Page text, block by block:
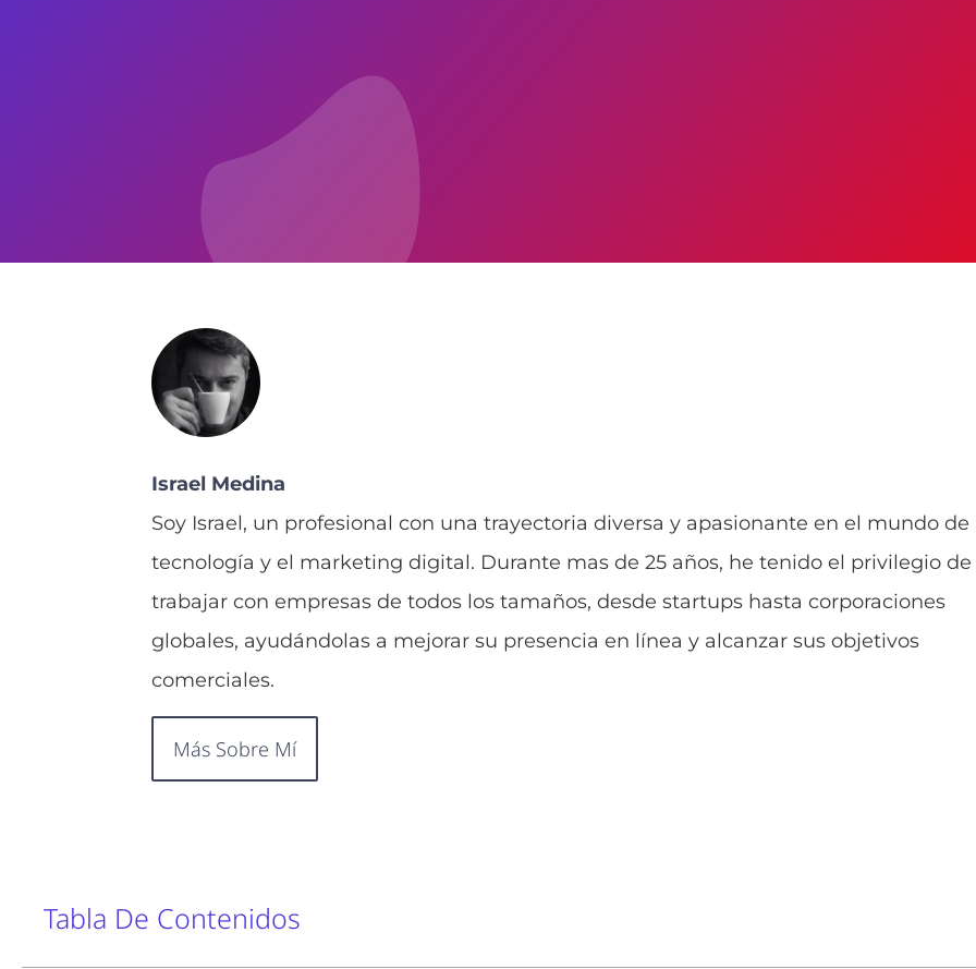
Israel Medina
Soy Israel, un profesional con una trayectoria diversa y apasionante en el mundo de
tecnología y el marketing digital. Durante mas de 25 años, he tenido el privilegio de
trabajar con empresas de todos los tamaños, desde startups hasta corporaciones
globales, ayudándolas a mejorar su presencia en línea y alcanzar sus objetivos
comerciales.
Más Sobre Mí
Tabla De Contenidos